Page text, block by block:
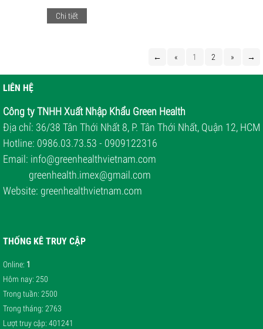
Chi tiết
← « 1 2 » →
LIÊN HỆ
Công ty TNHH Xuất Nhập Khẩu Green Health
Địa chỉ: 36/38 Tân Thới Nhất 8, P. Tân Thới Nhất, Quận 12, HCM
Hotline: 0986.03.73.53 - 0909122316
Email: info@greenhealthvietnam.com
greenhealth.imex@gmail.com
Website: greenhealthvietnam.com
THỐNG KÊ TRUY CẬP
Online: 1
Hôm nay: 250
Trong tuần: 2500
Trong tháng: 2763
Lượt truy cập: 401241